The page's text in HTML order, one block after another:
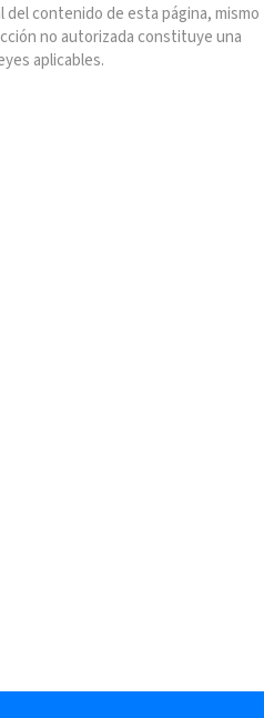
contenido de esta página, mismo
no autorizada constituye una
aplicables.